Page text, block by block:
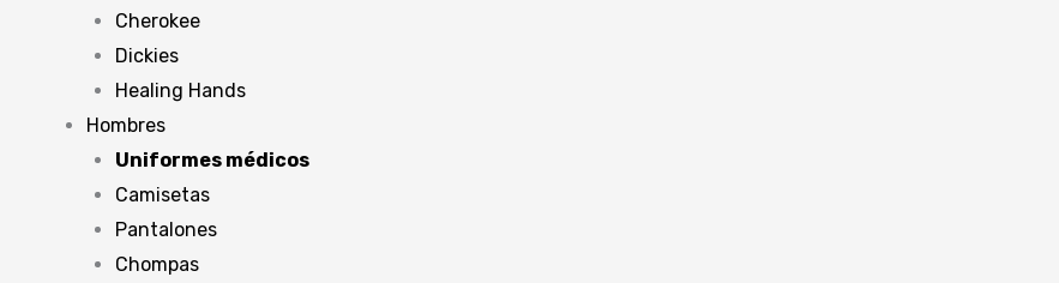
Cherokee
Dickies
Healing Hands
Hombres
Uniformes médicos
Camisetas
Pantalones
Chompas